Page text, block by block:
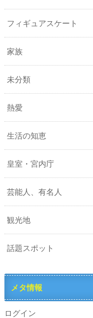
フィギュアスケート
家族
未分類
熱愛
生活の知恵
皇室・宮内庁
芸能人、有名人
観光地
話題スポット
メタ情報
ログイン